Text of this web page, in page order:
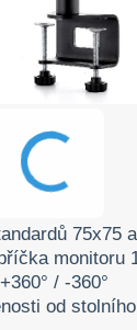
75x75
monitoru
/ -360°
od